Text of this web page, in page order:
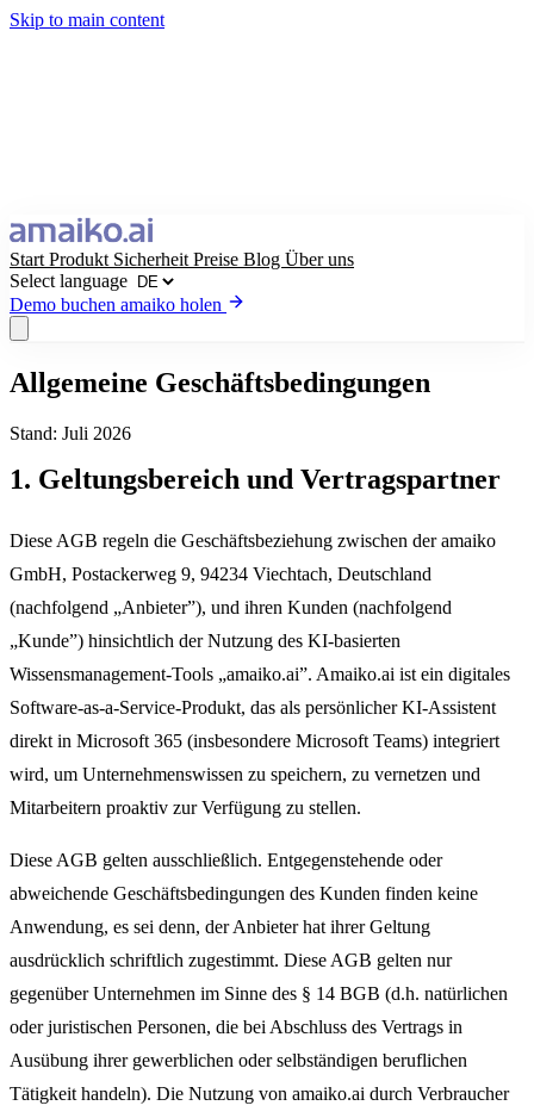
Skip to main content
Start Produkt Sicherheit Preise Blog Über uns
Select language
Demo buchen amaiko holen
amaiko holen Demo buchen
Allgemeine Geschäftsbedingungen
Stand: Juli 2026
1. Geltungsbereich und Vertragspartner
Diese AGB regeln die Geschäftsbeziehung zwischen der amaiko
GmbH, Postackerweg 9, 94234 Viechtach, Deutschland
(nachfolgend „Anbieter”), und ihren Kunden (nachfolgend
„Kunde”) hinsichtlich der Nutzung des KI-basierten
Wissensmanagement-Tools „amaiko.ai”. Amaiko.ai ist ein digitales
Software-as-a-Service-Produkt, das als persönlicher KI-Assistent
direkt in Microsoft 365 (insbesondere Microsoft Teams) integriert
wird, um Unternehmenswissen zu speichern, zu vernetzen und
Mitarbeitern proaktiv zur Verfügung zu stellen.
Diese AGB gelten ausschließlich. Entgegenstehende oder
abweichende Geschäftsbedingungen des Kunden finden keine
Anwendung, es sei denn, der Anbieter hat ihrer Geltung
ausdrücklich schriftlich zugestimmt. Diese AGB gelten nur
gegenüber Unternehmen im Sinne des § 14 BGB (d.h. natürlichen
oder juristischen Personen, die bei Abschluss des Vertrags in
Ausübung ihrer gewerblichen oder selbständigen beruflichen
Tätigkeit handeln). Die Nutzung von amaiko.ai durch Verbraucher